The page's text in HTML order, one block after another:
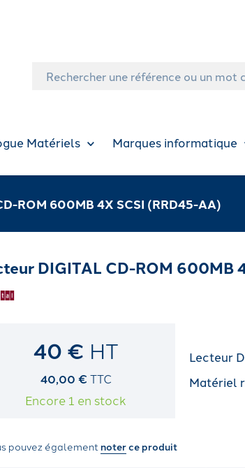
Matériels Marques informatique
ROM 600MB 4X SCSI (RRD45-AA)
DIGITAL CD-ROM 600MB
40 € HT
40,00 € TTC
Encore 1 en stock
Lecteur
Matériel
pouvez égalementnoterce produit